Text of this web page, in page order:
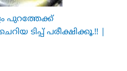
പുറത്തേക്ക്
ടിപ്പ് പരീക്ഷിക്കൂ.!! |